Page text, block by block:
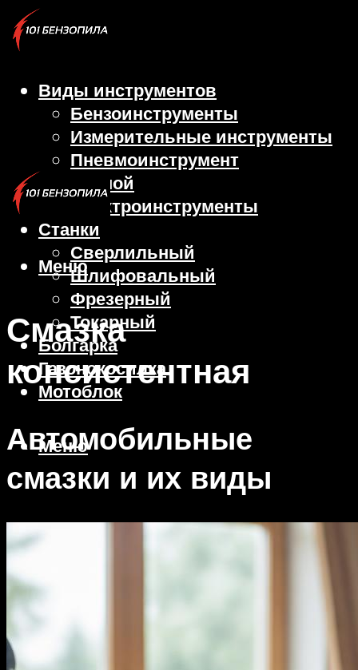
Виды инструментов
Бензоинструменты
Измерительные инструменты
Пневмоинструмент
Ручной
Электроинструменты
Станки
Сверлильный
Шлифовальный
Фрезерный
Токарный
Болгарка
Газонокосилка
Мотоблок
Меню
Меню
Смазка
консистентная
Автомобильные
смазки и их виды